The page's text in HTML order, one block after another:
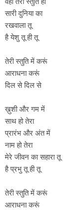
सारी दुनिया का
रखवाला तू
है येशु तू ही तू
तेरी स्तुति में करूं
आराधना करूं
दिल से दिल से
ख़ुशी और गम में
साथ हो तेरा
प्रारंभ और अंत में
नाम हो तेरा
मेरे जीवन का सहारा तू
है प्रभु तू ही तू
तेरी स्तुति में करूं
आराधना करूं